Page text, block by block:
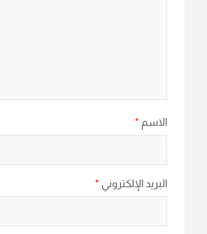
الاسم *
البريد الإلكتروني *